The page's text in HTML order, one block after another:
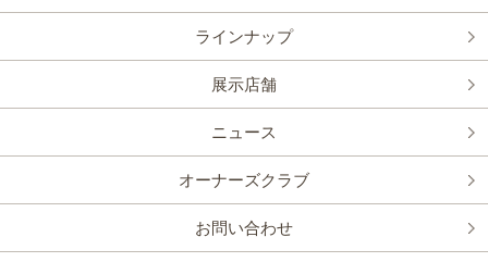
ラインナップ
展示店舗
ニュース
オーナーズクラブ
お問い合わせ